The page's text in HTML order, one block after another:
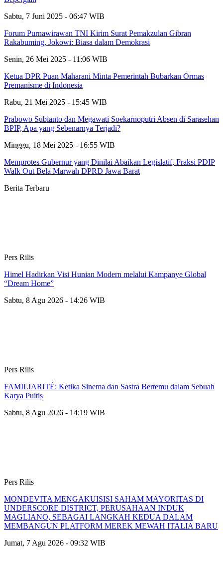
Sabtu, 7 Juni 2025 - 06:47 WIB
Forum Purnawirawan TNI Kirim Surat Pemakzulan Gibran
Rakabuming, Jokowi: Biasa dalam Demokrasi
Senin, 26 Mei 2025 - 11:06 WIB
Ketua DPR Puan Maharani Minta Pemerintah Bubarkan Ormas
Premanisme di Indonesia
Rabu, 21 Mei 2025 - 15:45 WIB
Prabowo Subianto dan Megawati Soekarnoputri Absen di Sarasehan
BPIP, Apa yang Sebenarnya Terjadi?
Minggu, 18 Mei 2025 - 16:55 WIB
Memprotes Gubernur yang Dinilai Abaikan Legislatif, Fraksi PDIP
Walk Out Bela Marwah DPRD Jawa Barat
Berita Terbaru
Pers Rilis
Himel Hadirkan Visi Hunian Modern melalui Kampanye Global
“Dream Home”
Sabtu, 8 Agu 2026 - 14:26 WIB
Pers Rilis
FAMILIARITÉ: Ketika Sinema dan Sastra Bertemu dalam Sebuah
Karya Puitis
Sabtu, 8 Agu 2026 - 14:19 WIB
Pers Rilis
MONDEVITA MENGAKUISISI SAHAM MAYORITAS DI
UNDERSCORE DISTRICT, PERUSAHAAN INDUK
MAGLIANO, SEBAGAI LANGKAH KEDUA DALAM
MEMBANGUN PLATFORM MEREK MEWAH ITALIA BARU
Jumat, 7 Agu 2026 - 09:32 WIB